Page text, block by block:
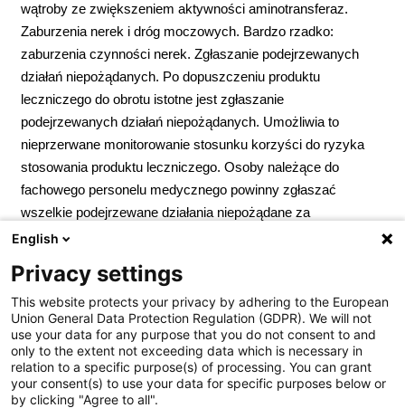
wątroby ze zwiększeniem aktywności aminotransferaz.
Zaburzenia nerek i dróg moczowych. Bardzo rzadko:
zaburzenia czynności nerek. Zgłaszanie podejrzewanych
działań niepożądanych. Po dopuszczeniu produktu
leczniczego do obrotu istotne jest zgłaszanie
podejrzewanych działań niepożądanych. Umożliwia to
nieprzerwane monitorowanie stosunku korzyści do ryzyka
stosowania produktu leczniczego. Osoby należące do
fachowego personelu medycznego powinny zgłaszać
wszelkie podejrzewane działania niepożądane za
pośrednictwem Departamentu Monitorowania
Rejestracji Produktów Leczniczych, Wyrobów Medycznych
i Produktów Biobójczych; Al. Jerozolimskie 181C; 02-222
Warszawa; Tel.:+ 48 22 49 21 301; Faks:+ 48 22 49 21 309
Strona internetowa: https://smz.ezdrowie.gov.pl. Działania
niepożądane można zgłaszać również podmiotowi
odpowiedzialnemu.Podmiot odpowiedzialny:Zakłady
English
Privacy settings
This website protects your privacy by adhering to the European
Union General Data Protection Regulation (GDPR). We will not
use your data for any purpose that you do not consent to and
only to the extent not exceeding data which is necessary in
relation to a specific purpose(s) of processing. You can grant
your consent(s) to use your data for specific purposes below or
by clicking "Agree to all".